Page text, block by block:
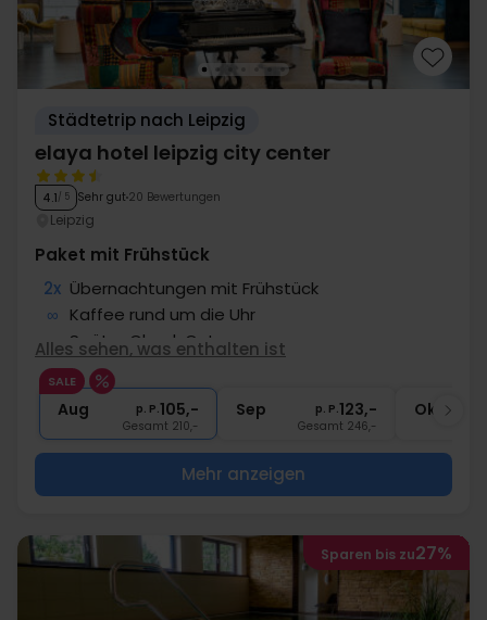
Städtetrip nach Leipzig
elaya hotel leipzig city center
4.1/ 5 Sehr gut 20 Bewertungen
Leipzig
Paket mit Frühstück
2x Übernachtungen mit Frühstück
∞ Kaffee­­ rund um die Uhr
∞ Später Check Out
1x Eiscreme
1x 1 Begrüßungsgetränk
Alles sehen, was enthalten ist
SALE
Aug p. P.105,-
Gesamt 210,-
Sep p. P.123,-
Gesamt 246,-
Okt
Mehr anzeigen
Sparen bis zu27%